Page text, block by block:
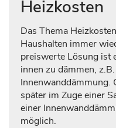
Heizkosten
Das Thema
Haushalten immer
preiswerte Lösung ist
innen zu dämmen,
Innenwanddämmung.
später im Zuge einer
einer
möglich.